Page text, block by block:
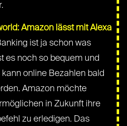
Amazon lässt mit Alexa
ist ja schon was
es noch so bequem und
online Bezahlen bald
Amazon möchte
in Zukunft ihre
zu erledigen. Das